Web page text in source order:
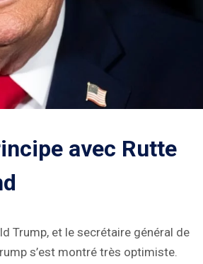
avec Rutte
Trump, et le secrétaire général de
s’est montré très optimiste.